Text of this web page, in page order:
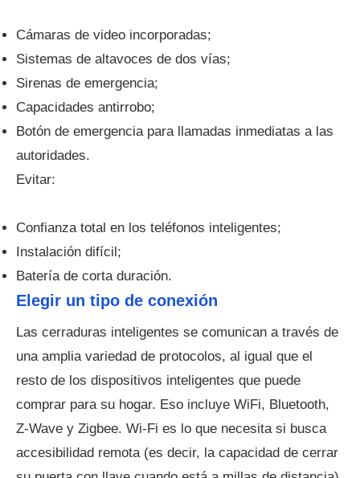
Cámaras de video incorporadas;
Sistemas de altavoces de dos vías;
Sirenas de emergencia;
Capacidades antirrobo;
Botón de emergencia para llamadas inmediatas a las
autoridades.
Evitar:
Confianza total en los teléfonos inteligentes;
Instalación difícil;
Batería de corta duración.
Elegir un tipo de conexión
Las cerraduras inteligentes se comunican a través de
una amplia variedad de protocolos, al igual que el
resto de los dispositivos inteligentes que puede
comprar para su hogar. Eso incluye WiFi, Bluetooth,
Z-Wave y Zigbee. Wi-Fi es lo que necesita si busca
accesibilidad remota (es decir, la capacidad de cerrar